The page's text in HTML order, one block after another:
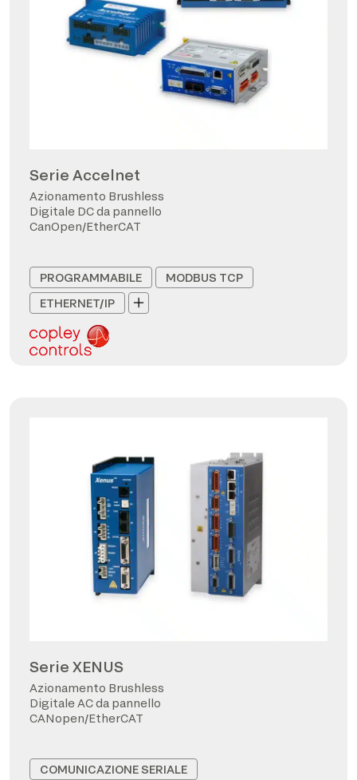
Serie Accelnet
Azionamento Brushless
Digitale DC da pannello
CanOpen/EtherCAT
PROGRAMMABILE
MODBUS TCP
ETHERNET/IP
Serie XENUS
Azionamento Brushless
Digitale AC da pannello
CANopen/EtherCAT
COMUNICAZIONE SERIALE